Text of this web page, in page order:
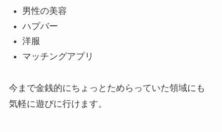
男性の美容
ハプバー
洋服
マッチングアプリ
今まで金銭的にちょっとためらっていた領域にも
気軽に遊びに行けます。